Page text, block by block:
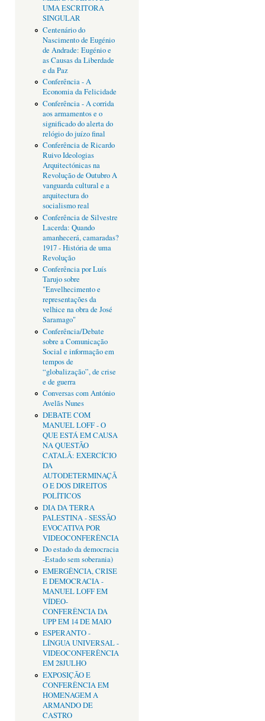
UMA ESCRITORA
SINGULAR
Centenário do
Nascimento de Eugénio
de Andrade: Eugénio e
as Causas da Liberdade
e da Paz
Conferência - A
Economia da Felicidade
Conferência - A corrida
aos armamentos e o
significado do alerta do
relógio do juízo final
Conferência de Ricardo
Ruivo Ideologias
Arquitectónicas na
Revolução de Outubro A
vanguarda cultural e a
arquitectura do
socialismo real
Conferência de Silvestre
Lacerda: Quando
amanhecerá, camaradas?
1917 - História de uma
Revolução
Conferência por Luís
Tarujo sobre
"Envelhecimento e
representações da
velhice na obra de José
Saramago"
Conferência/Debate
sobre a Comunicação
Social e informação em
tempos de
“globalização”, de crise
e de guerra
Conversas com António
Avelãs Nunes
DEBATE COM
MANUEL LOFF - O
QUE ESTÁ EM CAUSA
NA QUESTÃO
CATALÃ: EXERCÍCIO
DA
AUTODETERMINAÇÃ
O E DOS DIREITOS
POLÍTICOS
DIA DA TERRA
PALESTINA - SESSÃO
EVOCATIVA POR
VIDEOCONFERÊNCIA
Do estado da democracia
-Estado sem soberania)
EMERGÊNCIA, CRISE
E DEMOCRACIA -
MANUEL LOFF EM
VÍDEO-
CONFERÊNCIA DA
UPP EM 14 DE MAIO
ESPERANTO -
LÍNGUA UNIVERSAL -
VIDEOCONFERÊNCIA
EM 28JULHO
EXPOSIÇÃO E
CONFERÊNCIA EM
HOMENAGEM A
ARMANDO DE
CASTRO